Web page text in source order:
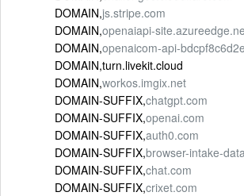
DOMAIN,js.stripe.com
DOMAIN,openaiapi-
DOMAIN,openaicom-api-
DOMAIN,turn.livekit.cloud
DOMAIN,workos.imgix.net
DOMAIN-SUFFIX,chatgpt.com
DOMAIN-SUFFIX,openai.com
DOMAIN-SUFFIX,auth0.com
DOMAIN-SUFFIX,browser-intake-
DOMAIN-SUFFIX,chat.com
DOMAIN-SUFFIX,crixet.com